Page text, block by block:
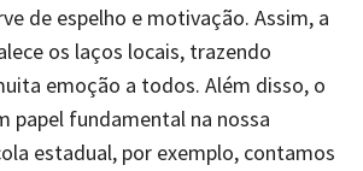
de espelho e motivação. Assim, a
os laços locais, trazendo
emoção a todos. Além disso, o
papel fundamental na nossa
estadual, por exemplo, contamos